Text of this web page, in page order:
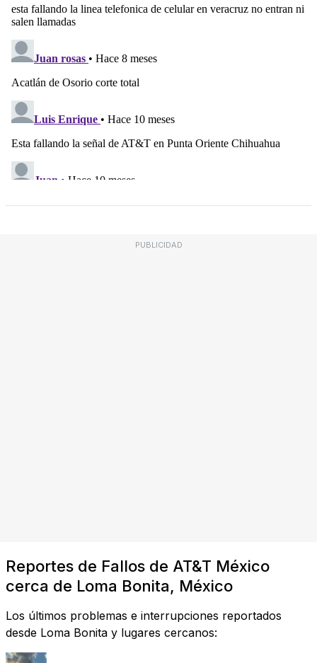
PUBLICIDAD
Reportes de Fallos de AT&T México
cerca de Loma Bonita, México
Los últimos problemas e interrupciones reportados
desde Loma Bonita y lugares cercanos: